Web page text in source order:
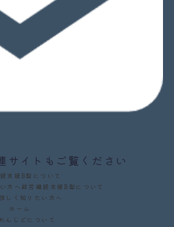
サイトもご覧ください
支援B型について
方へ 就労継続支援B型について
しく知りたい方へ
ホーム
んじどについて